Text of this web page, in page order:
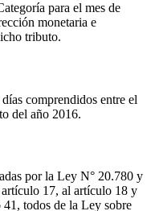
para el mes de
monetaria e
tributo.
comprendidos entre el
del año 2016.
por la Ley N° 20.780 y
17, al artículo 18 y
todos de la Ley sobre